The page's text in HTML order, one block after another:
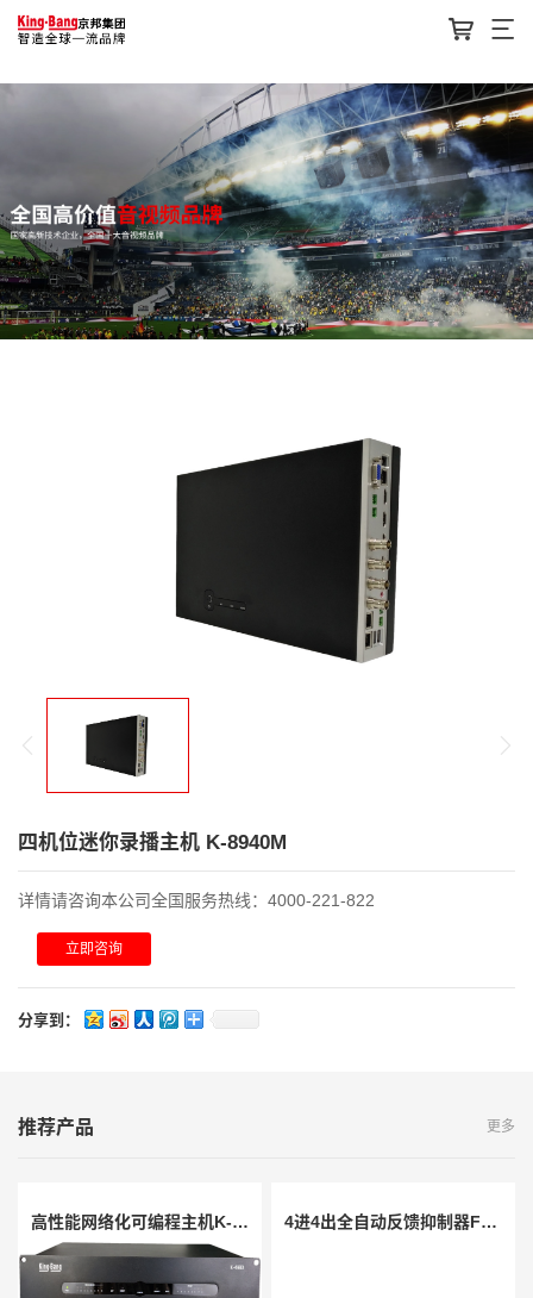
酷游ku游-酷游ku游体育
四机位迷你录播主机 K-8940M
详情请咨询本公司全国服务热线：4000-221-822
立即咨询
分享到：
推荐产品 更多
高性能网络化可编程主机K-4980 4进4出全自动反馈抑制器FB404